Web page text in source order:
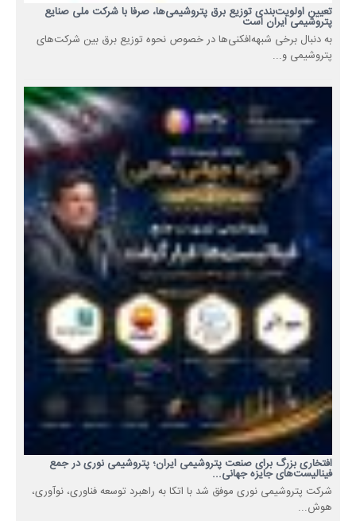
تعیین اولویت‌بندی توزیع برق پتروشیمی‌ها، صرفا با شرکت ملی صنایع
پتروشیمی ایران است
به دنبال برخی شبهه‌افکنی‌ها در خصوص نحوه توزیع برق بین شرکت‌های
پتروشیمی و...
افتخاری بزرگ برای صنعت پتروشیمی ایران؛ پتروشیمی نوری در جمع
فینالیست‌های جایزه جهانی...
شرکت پتروشیمی نوری موفق شد با اتکا به راهبرد توسعه فناوری، نوآوری،
هوش...